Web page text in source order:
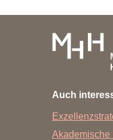
Auch
Akademische